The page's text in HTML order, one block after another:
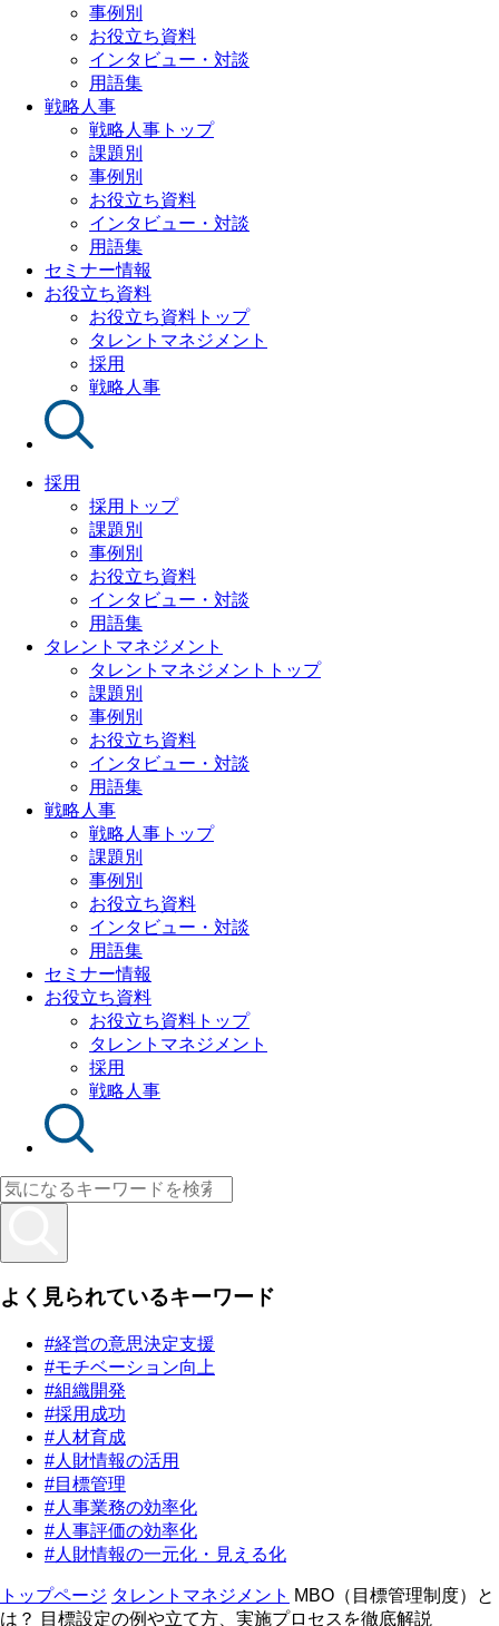
事例別
お役立ち資料
インタビュー・対談
用語集
戦略人事
戦略人事トップ
課題別
事例別
お役立ち資料
インタビュー・対談
用語集
セミナー情報
お役立ち資料
お役立ち資料トップ
タレントマネジメント
採用
戦略人事
採用
採用トップ
課題別
事例別
お役立ち資料
インタビュー・対談
用語集
タレントマネジメント
タレントマネジメントトップ
課題別
事例別
お役立ち資料
インタビュー・対談
用語集
戦略人事
戦略人事トップ
課題別
事例別
お役立ち資料
インタビュー・対談
用語集
セミナー情報
お役立ち資料
お役立ち資料トップ
タレントマネジメント
採用
戦略人事
よく見られているキーワード
#経営の意思決定支援
#モチベーション向上
#組織開発
#採用成功
#人材育成
#人財情報の活用
#目標管理
#人事業務の効率化
#人事評価の効率化
#人財情報の一元化・見える化
トップページ タレントマネジメント MBO（目標管理制度）と
は？ 目標設定の例や立て方、実施プロセスを徹底解説